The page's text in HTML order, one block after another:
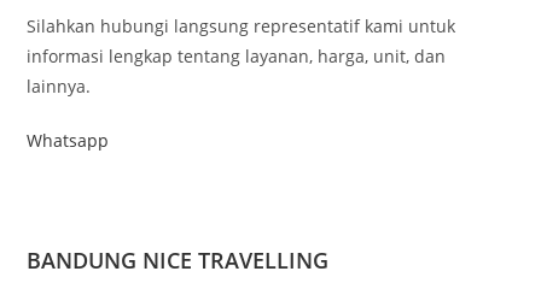
Silahkan hubungi langsung representatif kami untuk
informasi lengkap tentang layanan, harga, unit, dan
lainnya.
Whatsapp
BANDUNG NICE TRAVELLING